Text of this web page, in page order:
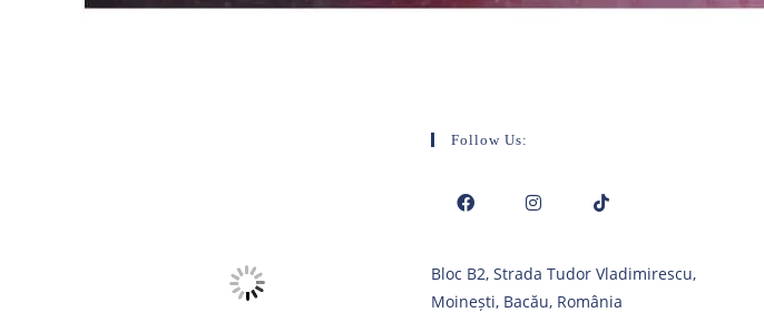
Follow Us:
in
a
in
a
in
a
Bloc B2, Strada Tudor Vladimirescu,
Moinești, Bacău, România